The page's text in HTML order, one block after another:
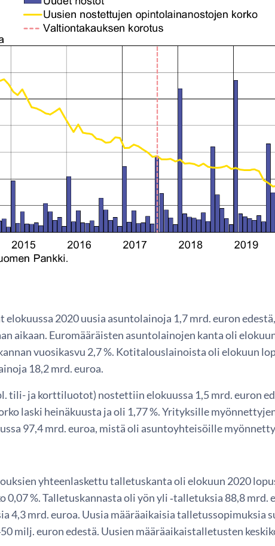
2020 uusia asuntolainoja 1,7 mrd. euron
aikaan. Euromääräisten asuntolainojen kanta oli
vuosikasvu 2,7 %. Kotitalouslainoista oli elokuun
18,2 mrd. euroa.
tili- ja korttiluotot) nostettiin elokuussa 1,5 mrd. euron
laski heinäkuusta ja oli 1,77 %. Yrityksille
97,4 mrd. euroa, mistä oli asuntoyhteisöille
yhteenlaskettu talletuskanta oli elokuun 2020
0,07 %. Talletuskannasta oli yön yli ‑talletuksia 88,8 mrd.
4,3 mrd. euroa. Uusia määräaikaisia talletussopimuksia
milj. euron edestä. Uusien määräaikaistalletusten